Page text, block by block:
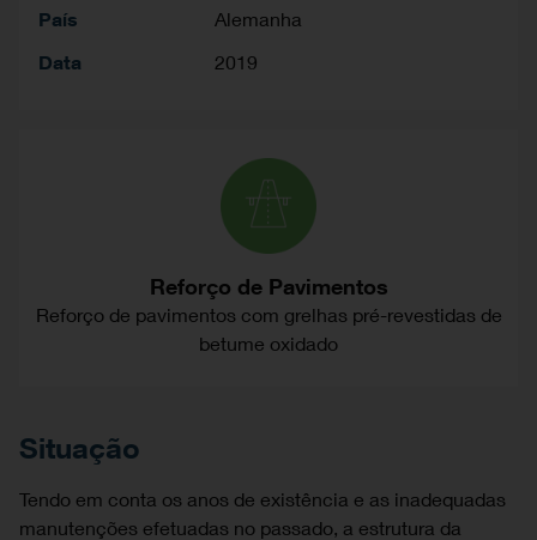
País
Alemanha
Data
2019
Reforço de Pavimentos
Reforço de pavimentos com grelhas pré-revestidas de
betume oxidado
Situação
Tendo em conta os anos de existência e as inadequadas
manutenções efetuadas no passado, a estrutura da